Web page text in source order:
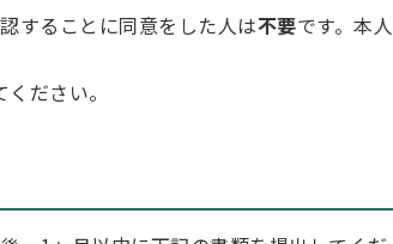
することに同意をした人は不要です。本人
ださい。